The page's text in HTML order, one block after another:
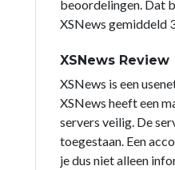
beoordelingen. Dat
XSNews gemiddeld
XSNews Review
XSNews is een
XSNews heeft een
servers veilig. De
toegestaan. Een
je dus niet alleen